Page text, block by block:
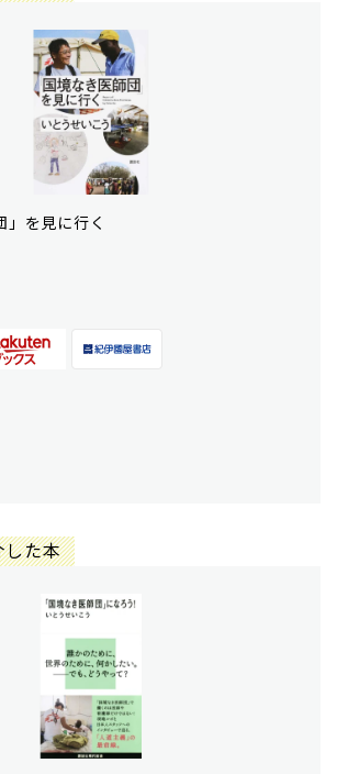
」を見に行く
た本